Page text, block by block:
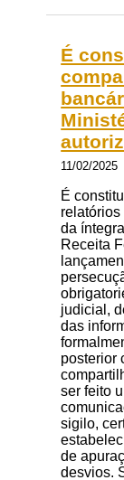
É
11/02/2025
É
da
Receita
judicial,
das
posterior
ser feito
sigilo,
de
desvios.